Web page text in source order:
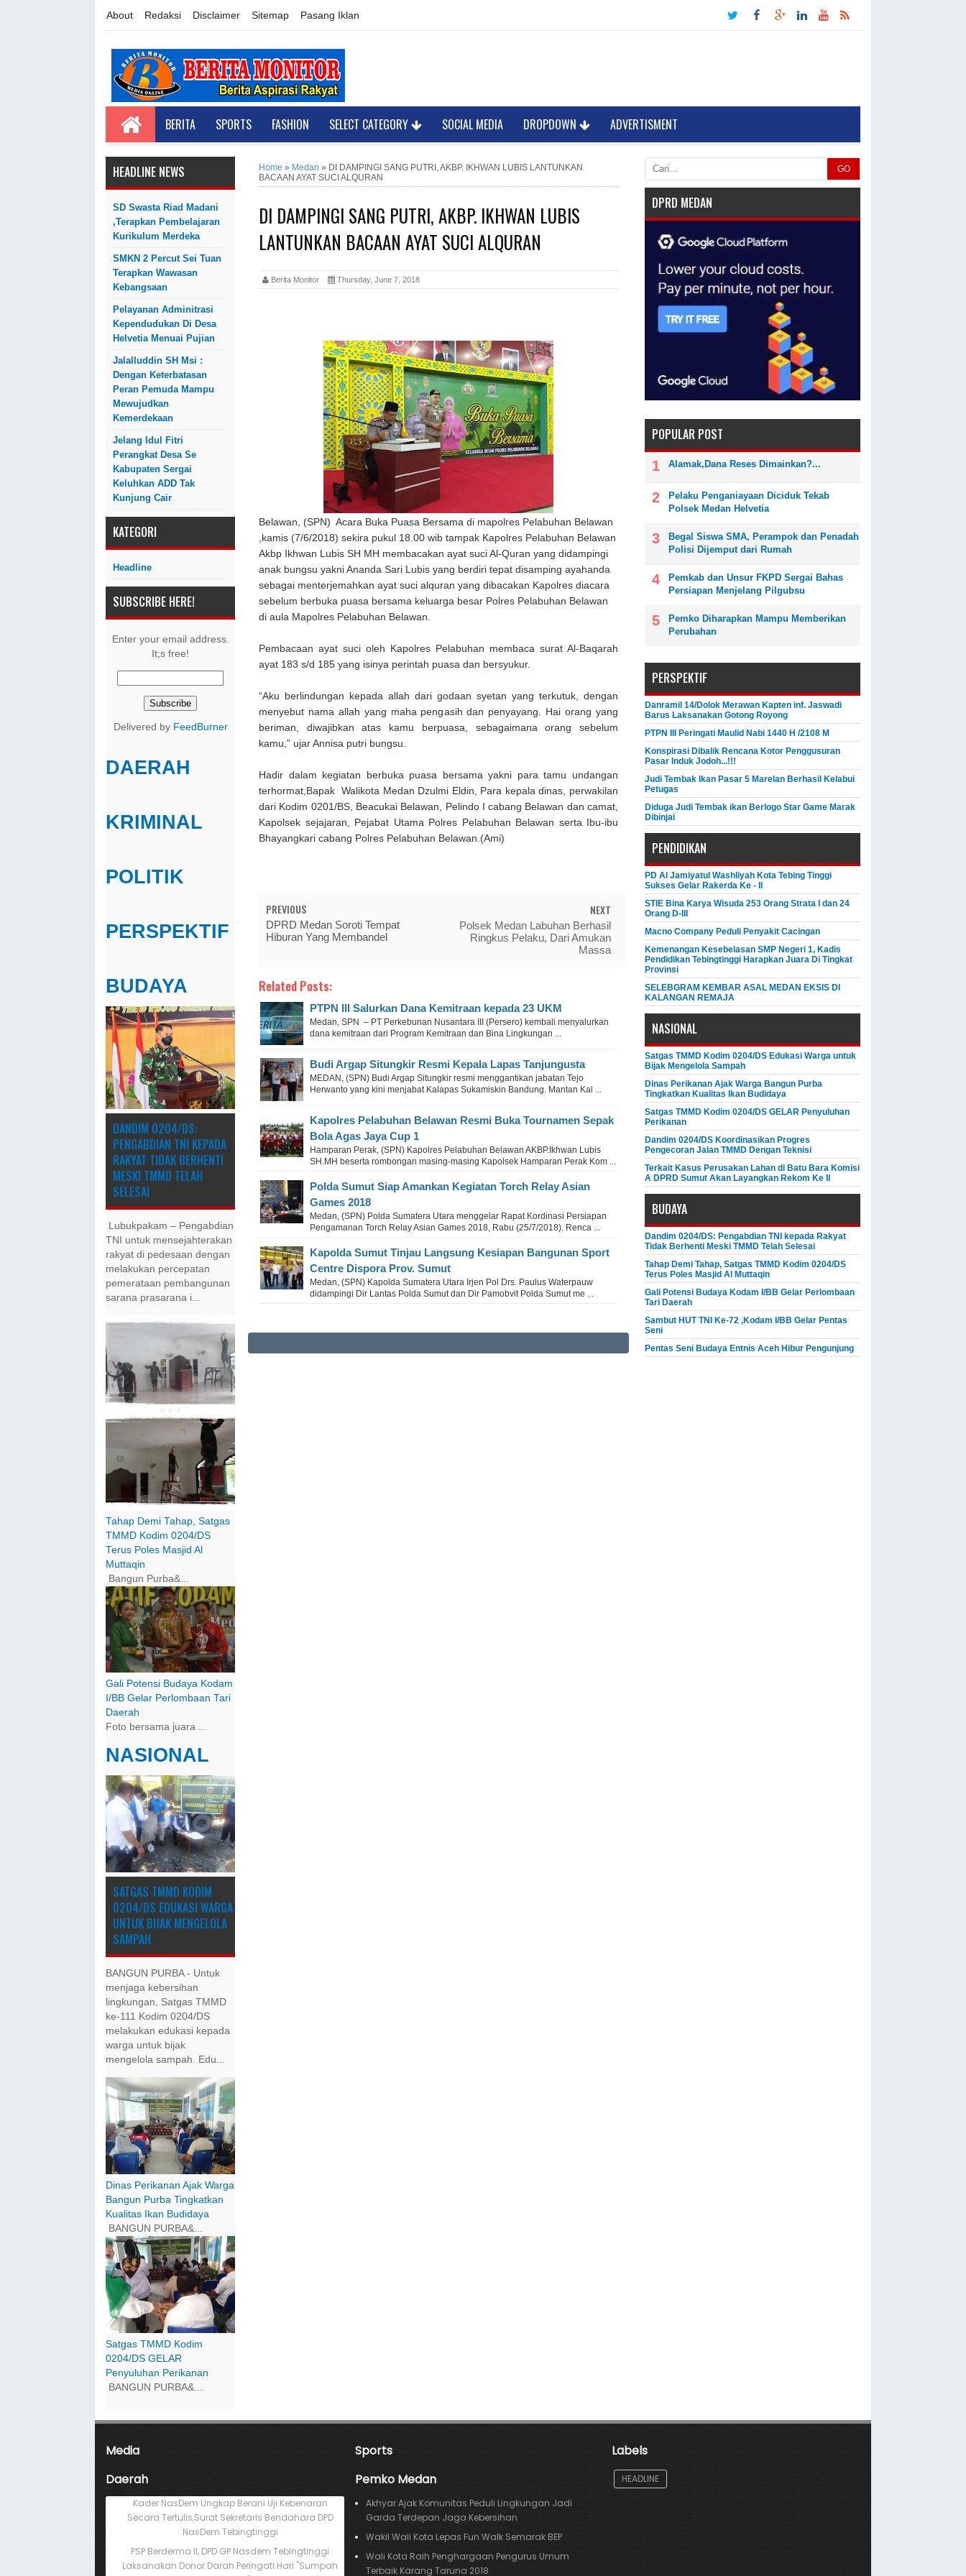
About Redaksi Disclaimer Sitemap Pasang Iklan
BERITA SPORTS FASHION SELECT CATEGORY SOCIAL MEDIA DROPDOWN ADVERTISMENT
HEADLINE NEWS
SD Swasta Riad Madani
,Terapkan Pembelajaran
Kurikulum Merdeka
SMKN 2 Percut Sei Tuan
Terapkan Wawasan
Kebangsaan
Pelayanan Adminitrasi
Kependudukan Di Desa
Helvetia Menuai Pujian
Jalalluddin SH Msi :
Dengan Keterbatasan
Peran Pemuda Mampu
Mewujudkan
Kemerdekaan
Jelang Idul Fitri
Perangkat Desa Se
Kabupaten Sergai
Keluhkan ADD Tak
Kunjung Cair
KATEGORI
Headline
SUBSCRIBE HERE!
Enter your email address.
It;s free!
Delivered by FeedBurner
DAERAH
KRIMINAL
POLITIK
PERSPEKTIF
BUDAYA
DANDIM 0204/DS:
PENGABDIAN TNI KEPADA
RAKYAT TIDAK BERHENTI
MESKI ​TMMD TELAH
SELESAI
Lubukpakam – Pengabdian
TNI untuk mensejahterakan
rakyat di pedesaan dengan
melakukan percepatan
pemerataan pembangunan
sarana prasarana i...
Tahap Demi Tahap, Satgas
TMMD Kodim 0204/DS
Terus Poles Masjid Al
Muttaqin
Bangun Purba&...
Gali Potensi Budaya Kodam
I/BB Gelar Perlombaan Tari
Daerah
Foto bersama juara ...
NASIONAL
SATGAS TMMD KODIM
0204/DS EDUKASI WARGA
UNTUK BIJAK MENGELOLA
SAMPAH
BANGUN PURBA - Untuk
menjaga kebersihan
lingkungan, Satgas TMMD
ke-111 Kodim 0204/DS
melakukan edukasi kepada
warga untuk bijak
mengelola sampah. Edu...
Dinas Perikanan Ajak Warga
Bangun Purba Tingkatkan
Kualitas Ikan Budidaya
BANGUN PURBA&...
Satgas TMMD Kodim
0204/DS GELAR
Penyuluhan Perikanan
BANGUN PURBA&...
Home » Medan » DI DAMPINGI SANG PUTRI, AKBP. IKHWAN LUBIS LANTUNKAN
BACAAN AYAT SUCI ALQURAN
DI DAMPINGI SANG PUTRI, AKBP. IKHWAN LUBIS
LANTUNKAN BACAAN AYAT SUCI ALQURAN
Berita Monitor Thursday, June 7, 2018
Belawan, (SPN) Acara Buka Puasa Bersama di mapolres Pelabuhan Belawan
,kamis (7/6/2018) sekira pukul 18.00 wib tampak Kapolres Pelabuhan Belawan
Akbp Ikhwan Lubis SH MH membacakan ayat suci Al-Quran yang didampingi
anak bungsu yakni Ananda Sari Lubis yang berdiri tepat disamping ayahanda
sebagai menterjemahkan ayat suci alquran yang dibacakan Kapolres diacara
sebelum berbuka puasa bersama keluarga besar Polres Pelabuhan Belawan
di aula Mapolres Pelabuhan Belawan.
Pembacaan ayat suci oleh Kapolres Pelabuhan membaca surat Al-Baqarah
ayat 183 s/d 185 yang isinya perintah puasa dan bersyukur.
“Aku berlindungan kepada allah dari godaan syetan yang terkutuk, dengan
menyebut nama allah yang maha pengasih dan penyayang. Hai orang yang
beriman, diwajibkan atas kamu berpuasa, sebagaimana orang sebelum
kamu,” ujar Annisa putri bungsu.
Hadir dalam kegiatan berbuka puasa bersama yakni para tamu undangan
terhormat,Bapak Walikota Medan Dzulmi Eldin, Para kepala dinas, perwakilan
dari Kodim 0201/BS, Beacukai Belawan, Pelindo I cabang Belawan dan camat,
Kapolsek sejajaran, Pejabat Utama Polres Pelabuhan Belawan serta Ibu-ibu
Bhayangkari cabang Polres Pelabuhan Belawan.(Ami)
PREVIOUS
DPRD Medan Soroti Tempat
Hiburan Yang Membandel
NEXT
Polsek Medan Labuhan Berhasil
Ringkus Pelaku, Dari Amukan
Massa
Related Posts:
PTPN III Salurkan Dana Kemitraan kepada 23 UKM
Medan, SPN – PT Perkebunan Nusantara III (Persero) kembali menyalurkan
dana kemitraan dari Program Kemitraan dan Bina Lingkungan ...
Budi Argap Situngkir Resmi Kepala Lapas Tanjungusta
MEDAN, (SPN) Budi Argap Situngkir resmi menggantikan jabatan Tejo
Herwanto yang kini menjabat Kalapas Sukamiskin Bandung. Mantan Kal ...
Kapolres Pelabuhan Belawan Resmi Buka Tournamen Sepak
Bola Agas Jaya Cup 1
Hamparan Perak, (SPN) Kapolres Pelabuhan Belawan AKBP.Ikhwan Lubis
SH.MH beserta rombongan masing-masing Kapolsek Hamparan Perak Kom ...
Polda Sumut Siap Amankan Kegiatan Torch Relay Asian
Games 2018
Medan, (SPN) Polda Sumatera Utara menggelar Rapat Kordinasi Persiapan
Pengamanan Torch Relay Asian Games 2018, Rabu (25/7/2018). Renca ...
Kapolda Sumut Tinjau Langsung Kesiapan Bangunan Sport
Centre Dispora Prov. Sumut
Medan, (SPN) Kapolda Sumatera Utara Irjen Pol Drs. Paulus Waterpauw
didampingi Dir Lantas Polda Sumut dan Dir Pamobvit Polda Sumut me ...
GO
DPRD MEDAN
POPULAR POST
Alamak,Dana Reses Dimainkan?...
Pelaku Penganiayaan Diciduk Tekab
Polsek Medan Helvetia
Begal Siswa SMA, Perampok dan Penadah
Polisi Dijemput dari Rumah
Pemkab dan Unsur FKPD Sergai Bahas
Persiapan Menjelang Pilgubsu
Pemko Diharapkan Mampu Memberikan
Perubahan
PERSPEKTIF
Danramil 14/Dolok Merawan Kapten inf. Jaswadi
Barus Laksanakan Gotong Royong
PTPN III Peringati Maulid Nabi 1440 H /2108 M
Konspirasi Dibalik Rencana Kotor Penggusuran
Pasar Induk Jodoh...!!!
Judi Tembak Ikan Pasar 5 Marelan Berhasil Kelabui
Petugas
Diduga Judi Tembak ikan Berlogo Star Game Marak
Dibinjai
PENDIDIKAN
PD Al Jamiyatul Washliyah Kota Tebing Tinggi
Sukses Gelar Rakerda Ke - II
STIE Bina Karya Wisuda 253 Orang Strata I dan 24
Orang D-III
Macno Company Peduli Penyakit Cacingan
Kemenangan Kesebelasan SMP Negeri 1, Kadis
Pendidikan Tebingtinggi Harapkan Juara Di Tingkat
Provinsi
SELEBGRAM KEMBAR ASAL MEDAN EKSIS DI
KALANGAN REMAJA
NASIONAL
Satgas TMMD Kodim 0204/DS Edukasi Warga untuk
Bijak Mengelola Sampah
Dinas Perikanan Ajak Warga Bangun Purba
Tingkatkan Kualitas Ikan Budidaya
Satgas TMMD Kodim 0204/DS GELAR Penyuluhan
Perikanan
Dandim 0204/DS Koordinasikan Progres
Pengecoran Jalan TMMD Dengan Teknisi
Terkait Kasus Perusakan Lahan di Batu Bara Komisi
A DPRD Sumut Akan Layangkan Rekom Ke II
BUDAYA
Dandim 0204/DS: Pengabdian TNI kepada Rakyat
Tidak Berhenti Meski ​TMMD Telah Selesai
Tahap Demi Tahap, Satgas TMMD Kodim 0204/DS
Terus Poles Masjid Al Muttaqin
Gali Potensi Budaya Kodam I/BB Gelar Perlombaan
Tari Daerah
Sambut HUT TNI Ke-72 ,Kodam I/BB Gelar Pentas
Seni
Pentas Seni Budaya Entnis Aceh Hibur Pengunjung
Media
Daerah
Kader NasDem Ungkap Berani Uji Kebenaran
Secara Tertulis,Surat Sekretaris Bendahara DPD
NasDem Tebingtinggi
PSP Berderma II, DPD GP Nasdem Tebingtinggi
Laksanakan Donor Darah Peringati Hari "Sumpah
Sports
Pemko Medan
Akhyar Ajak Komunitas Peduli Lingkungan Jadi
Garda Terdepan Jaga Kebersihan
Wakil Wali Kota Lepas Fun Walk Semarak BEP
Wali Kota Raih Penghargaan Pengurus Umum
Terbaik Karang Taruna 2018
Labels
HEADLINE